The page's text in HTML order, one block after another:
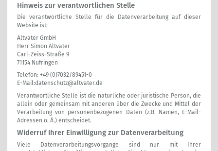
Hinweis zur verantwortlichen Stelle
Die verantwortliche Stelle für die Datenverarbeitung auf dieser
Website ist:
Altvater GmbH
Herr Simon Altvater
Carl-Zeiss-Straße 9
71154 Nufringen
Telefon: +49 (0)7032/89451-0
E-Mail:datenschutz@altvater.de
Verantwortliche Stelle ist die natürliche oder juristische Person, die
allein oder gemeinsam mit anderen über die Zwecke und Mittel der
Verarbeitung von personenbezogenen Daten (z.B. Namen, E-Mail-
Adressen o. Ä.) entscheidet.
Widerruf Ihrer Einwilligung zur Datenverarbeitung
Viele Datenverarbeitungsvorgänge sind nur mit Ihrer